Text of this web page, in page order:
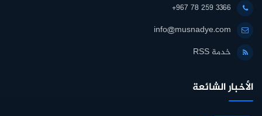
+967 78 259 3366
info@musnadye.com
خدمة RSS
الأخبار الشائعة